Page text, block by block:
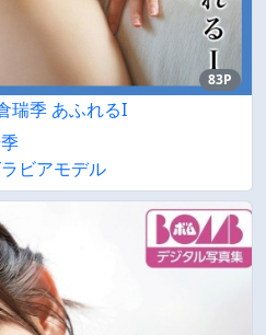
83P
瑞季 あふれるI
ビアモデル